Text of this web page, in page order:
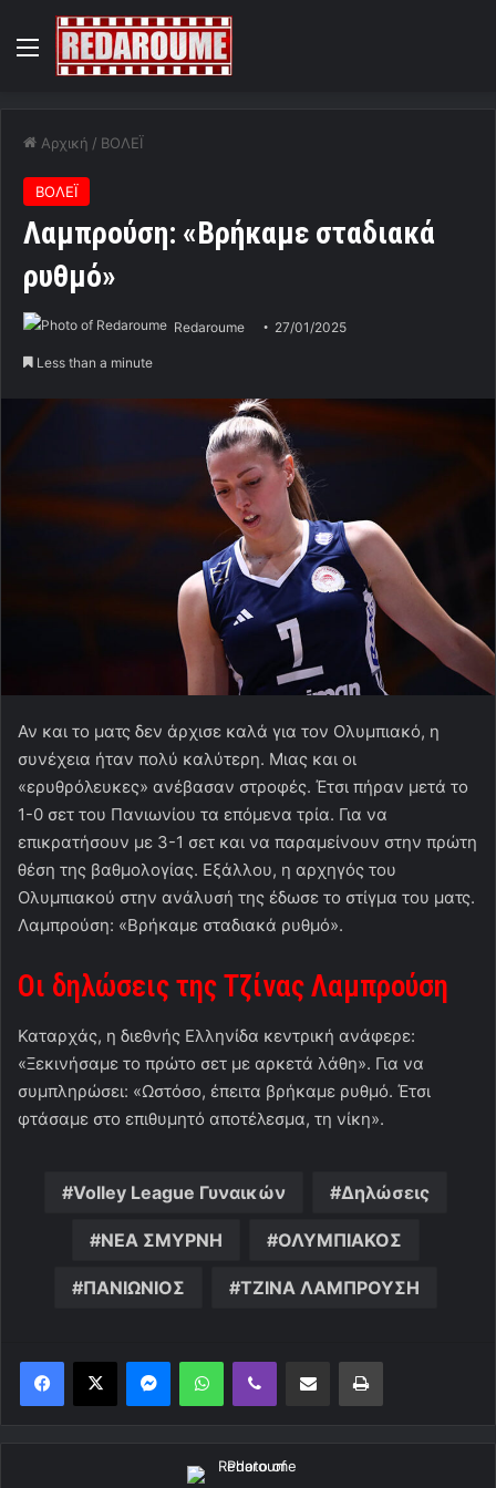
Menu
Αρχική / ΒΟΛΕΪ
ΒΟΛΕΪ
Λαμπρούση: «Βρήκαμε σταδιακά
ρυθμό»
Redaroume 27/01/2025
Less than a minute
Αν και το ματς δεν άρχισε καλά για τον Ολυμπιακό, η
συνέχεια ήταν πολύ καλύτερη. Μιας και οι
«ερυθρόλευκες» ανέβασαν στροφές. Έτσι πήραν μετά το
1-0 σετ του Πανιωνίου τα επόμενα τρία. Για να
επικρατήσουν με 3-1 σετ και να παραμείνουν στην πρώτη
θέση της βαθμολογίας. Εξάλλου, η αρχηγός του
Ολυμπιακού στην ανάλυσή της έδωσε το στίγμα του ματς.
Λαμπρούση: «Βρήκαμε σταδιακά ρυθμό».
Οι δηλώσεις της Τζίνας Λαμπρούση
Καταρχάς, η διεθνής Ελληνίδα κεντρική ανάφερε:
«Ξεκινήσαμε το πρώτο σετ με αρκετά λάθη». Για να
συμπληρώσει: «Ωστόσο, έπειτα βρήκαμε ρυθμό. Έτσι
φτάσαμε στο επιθυμητό αποτέλεσμα, τη νίκη».
Volley League Γυναικών Δηλώσεις
ΝΕΑ ΣΜΥΡΝΗ ΟΛΥΜΠΙΑΚΟΣ
ΠΑΝΙΩΝΙΟΣ ΤΖΙΝΑ ΛΑΜΠΡΟΥΣΗ
MessengerWhatsAppViber Κοινοποίηση μέσω ηλεκτρονικού ταχυδρομείουΕκτύπωση